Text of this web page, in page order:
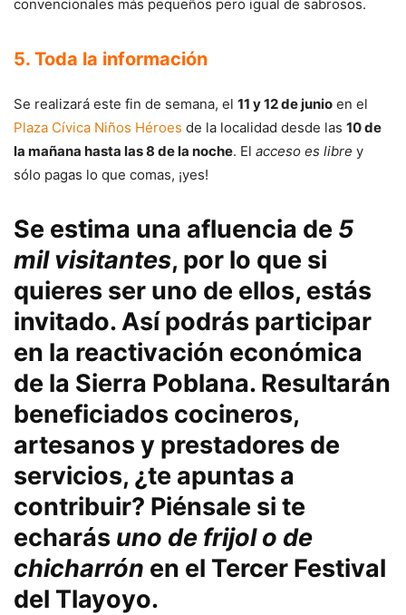
convencionales más pequeños pero igual de sabrosos.
5. Toda la información
Se realizará este fin de semana, el 11 y 12 de junio en el
Plaza Cívica Niños Héroes de la localidad desde las 10 de
la mañana hasta las 8 de la noche. El acceso es libre y
sólo pagas lo que comas, ¡yes!
Se estima una afluencia de 5
mil visitantes, por lo que si
quieres ser uno de ellos, estás
invitado. Así podrás participar
en la reactivación económica
de la Sierra Poblana. Resultarán
beneficiados cocineros,
artesanos y prestadores de
servicios, ¿te apuntas a
contribuir? Piénsale si te
echarás uno de frijol o de
chicharrón en el Tercer Festival
del Tlayoyo.